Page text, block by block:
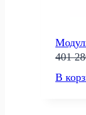
401
В